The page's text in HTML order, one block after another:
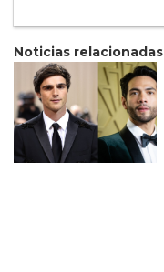
Noticias relacionadas